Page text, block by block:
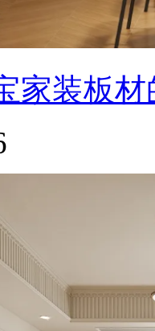
家装板材